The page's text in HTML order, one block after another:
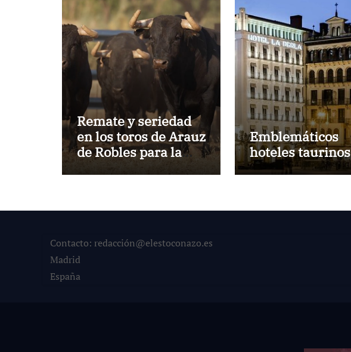
Remate y seriedad
en los toros de Arauz
de Robles para la
despedida de Víctor
momento de Luque
Emblemáticos
hoteles taurinos
Contacto: redacción@elestoconazo.es
Madrid
España